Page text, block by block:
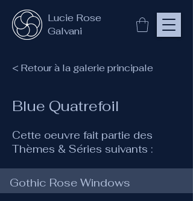
Lucie Rose
Galvani
< Retour à la galerie principale
Blue Quatrefoil
Cette oeuvre fait partie des
Thèmes & Séries suivants :
Gothic Rose Windows